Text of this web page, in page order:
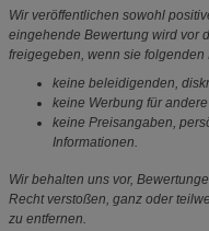
Wir veröffentlichen sowohl
eingehende Bewertung wird vor
freigegeben, wenn sie folgenden
keine beleidigenden,
keine Werbung für
keine Preisangaben,
Informationen.
Wir behalten uns vor,
Recht verstoßen, ganz oder
zu entfernen.